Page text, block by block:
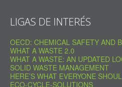
LIGAS DE INTERÉS
OECD: CHEMICAL SAFETY AND
WHAT A WASTE 2.0
WHAT A WASTE: AN UPDATED
SOLID WASTE MANAGEMENT
HERE’S WHAT EVERYONE
ECO-CYCLE-SOLUTIONS